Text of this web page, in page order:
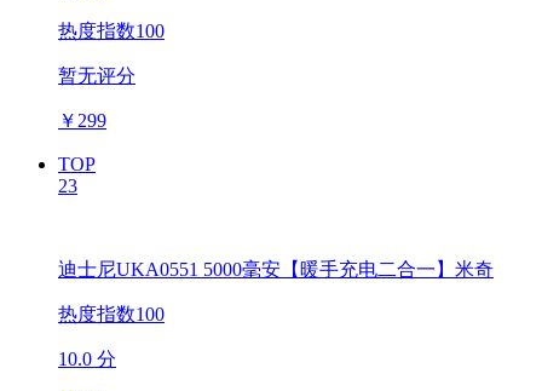
热度指数100
暂无评分
￥ 299
TOP
23
迪士尼UKA0551 5000毫安【暖手充电二合一】米奇
热度指数100
10.0 分